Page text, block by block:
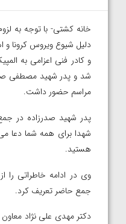
خانه کشتی- با توجه به
دلیل شیوع ویروس کرونا
و کادر فنی اعزامی به
شد و پدر شهید مصطفی
مراسم حضور داشت.
پدر شهید صدرزاده در
شهدا برای همه شما دعا
هستید.
وی در ادامه خاطراتی را
جمع حاضر تعریف کرد.
دکتر مهدی علی نژاد